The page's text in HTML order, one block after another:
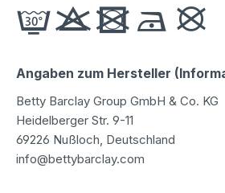
Angaben zum Hersteller
Betty Barclay Group GmbH & Co. KG
Heidelberger Str. 9-11
69226 Nußloch, Deutschland
info@bettybarclay.com